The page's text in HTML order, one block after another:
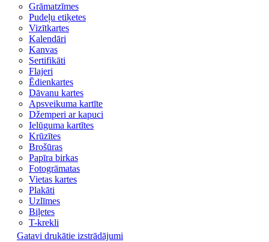
Grāmatzīmes
Pudeļu etiķetes
Vizītkartes
Kalendāri
Kanvas
Sertifikāti
Flajeri
Ēdienkartes
Dāvanu kartes
Apsveikuma kartīte
Džemperi ar kapuci
Ielūguma kartītes
Krūzītes
Brošūras
Papīra birkas
Fotogrāmatas
Vietas kartes
Plakāti
Uzlīmes
Biļetes
T-krekli
Gatavi drukātie izstrādājumi